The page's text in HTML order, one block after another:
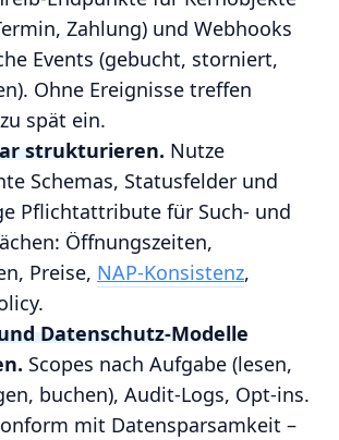
Zahlung) und Webhooks
Events (gebucht, storniert,
Ohne Ereignisse treffen
spät ein.
strukturieren. Nutze
Schemas, Statusfelder und
Pflichtattribute für Such‑ und
Öffnungszeiten,
Preise, NAP‑Konsistenz,
Datenschutz-Modelle
Scopes nach Aufgabe (lesen,
buchen), Audit‑Logs, Opt‑ins.
mit Datensparsamkeit –